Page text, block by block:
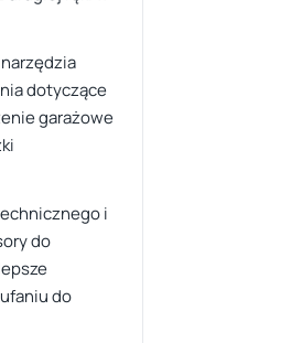
dotyczące
garażowe
i
do
do